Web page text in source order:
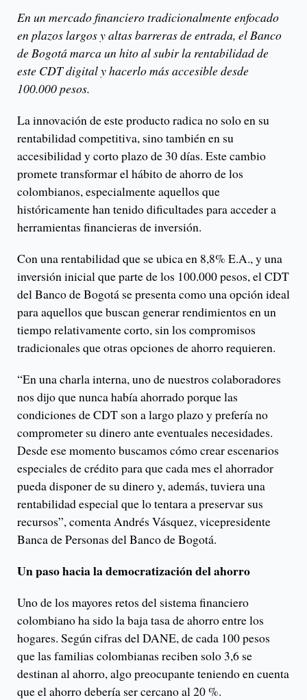
En un mercado financiero tradicionalmente enfocado
en plazos largos y altas barreras de entrada, el Banco
de Bogotá marca un hito al subir la rentabilidad de
este CDT digital y hacerlo más accesible desde
100.000 pesos.
La innovación de este producto radica no solo en su
rentabilidad competitiva, sino también en su
accesibilidad y corto plazo de 30 días. Este cambio
promete transformar el hábito de ahorro de los
colombianos, especialmente aquellos que
históricamente han tenido dificultades para acceder a
herramientas financieras de inversión.
Con una rentabilidad que se ubica en 8,8% E.A., y una
inversión inicial que parte de los 100.000 pesos, el CDT
del Banco de Bogotá se presenta como una opción ideal
para aquellos que buscan generar rendimientos en un
tiempo relativamente corto, sin los compromisos
tradicionales que otras opciones de ahorro requieren.
“En una charla interna, uno de nuestros colaboradores
nos dijo que nunca había ahorrado porque las
condiciones de CDT son a largo plazo y prefería no
comprometer su dinero ante eventuales necesidades.
Desde ese momento buscamos cómo crear escenarios
especiales de crédito para que cada mes el ahorrador
pueda disponer de su dinero y, además, tuviera una
rentabilidad especial que lo tentara a preservar sus
recursos”, comenta Andrés Vásquez, vicepresidente
Banca de Personas del Banco de Bogotá.
Un paso hacia la democratización del ahorro
Uno de los mayores retos del sistema financiero
colombiano ha sido la baja tasa de ahorro entre los
hogares. Según cifras del DANE, de cada 100 pesos
que las familias colombianas reciben solo 3,6 se
destinan al ahorro, algo preocupante teniendo en cuenta
que el ahorro debería ser cercano al 20 %.